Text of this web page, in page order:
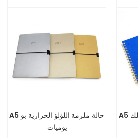
A5 حالة ملزمة اللؤلؤ الحرارية بو
يوميات
A5 سلك o ملزمة مرنة الحرارية